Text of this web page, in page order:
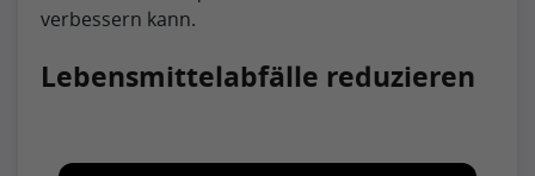
verbessern kann.
Lebensmittelabfälle reduzieren